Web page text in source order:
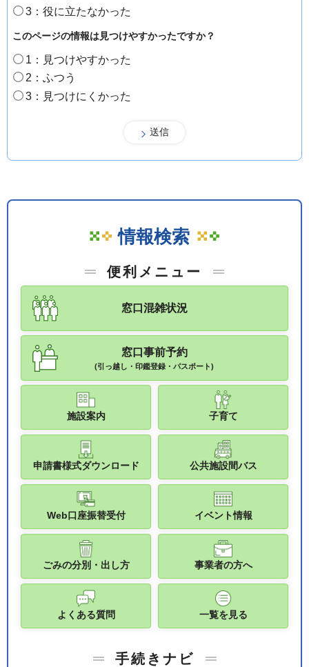
3：役に立たなかった
このページの情報は見つけやすかったですか？
1：見つけやすかった
2：ふつう
3：見つけにくかった
情報検索
便利メニュー
窓口混雑状況
窓口事前予約
(引っ越し・印鑑登録・パスポート)
施設案内 子育て
申請書様式ダウンロード 公共施設間バス
Web口座振替受付 イベント情報
ごみの分別・出し方 事業者の方へ
よくある質問 一覧を見る
手続きナビ